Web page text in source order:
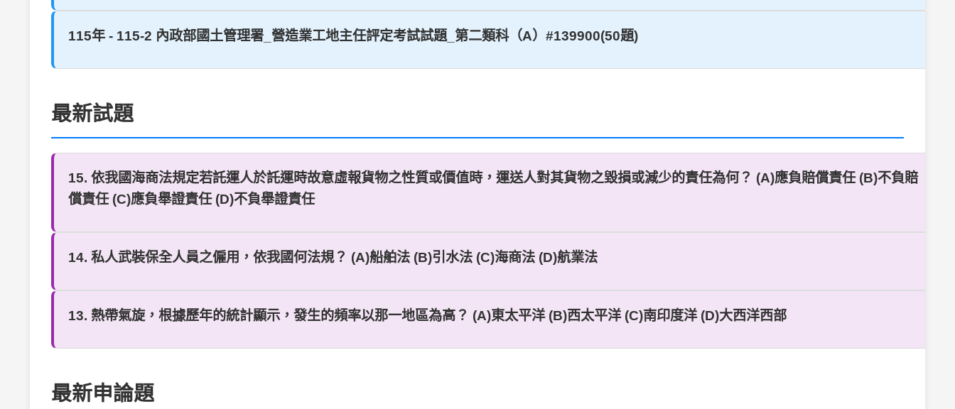
115年 - 115-2 內政部國土管理署_營造業工地主任評定考試試題_第二類科（A）#139900(50題)
最新試題
15. 依我國海商法規定若託運人於託運時故意虛報貨物之性質或價值時，運送人對其貨物之毀損或減少的責任為何？ (A)應負賠償責任 (B)不負賠
償責任 (C)應負舉證責任 (D)不負舉證責任
14. 私人武裝保全人員之僱用，依我國何法規？ (A)船舶法 (B)引水法 (C)海商法 (D)航業法
13. 熱帶氣旋，根據歷年的統計顯示，發生的頻率以那一地區為高？ (A)東太平洋 (B)西太平洋 (C)南印度洋 (D)大西洋西部
最新申論題